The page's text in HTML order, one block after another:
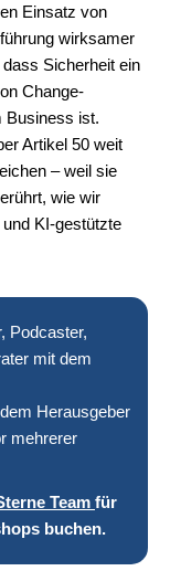
Einsatz von
wirksamer
Sicherheit ein
Change-
Business ist.
Artikel 50 weit
– weil sie
wie wir
KI-gestützte
Podcaster,
mit dem
Herausgeber
mehrerer
Team für
buchen.